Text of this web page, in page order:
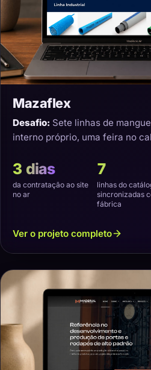
Mazaflex
Desafio: Sete linhas de
interno próprio, uma feira no
3 dias
da contratação ao site
no ar
7
linhas do
sincronizadas
fábrica
Ver o projeto completo